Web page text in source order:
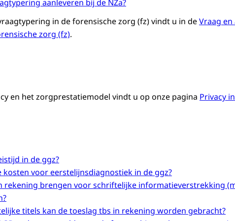
aanleveren bij de NZa?
in de forensische zorg (fz) vindt u in deVraag
zorg (fz).
en het zorgprestatiemodel vindt u op onze pagina Privacy
in de ggz?
kosten voor eerstelijnsdiagnostiek in de ggz?
rekening brengen voor schriftelijke informatieverstrekking
titels kan de toeslag tbs in rekening worden gebracht?